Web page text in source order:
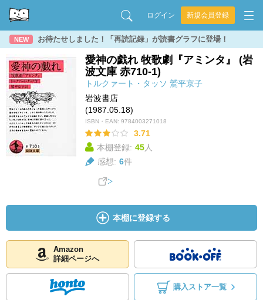
ログイン 新規会員登録
NEW お待たせしました！「再読記録」が読書グラフに登場！
愛神の戯れ 牧歌劇『アミンタ』 (岩
波文庫 赤710-1)
トルクァート・タッソ 鷲平京子
岩波書店
(1987.05.18)
ISBN・EAN: 9784003271018
3.71
本棚登録: 45人
感想: 6件
本棚に登録する
Amazon
詳細ページへ
購入ストア一覧